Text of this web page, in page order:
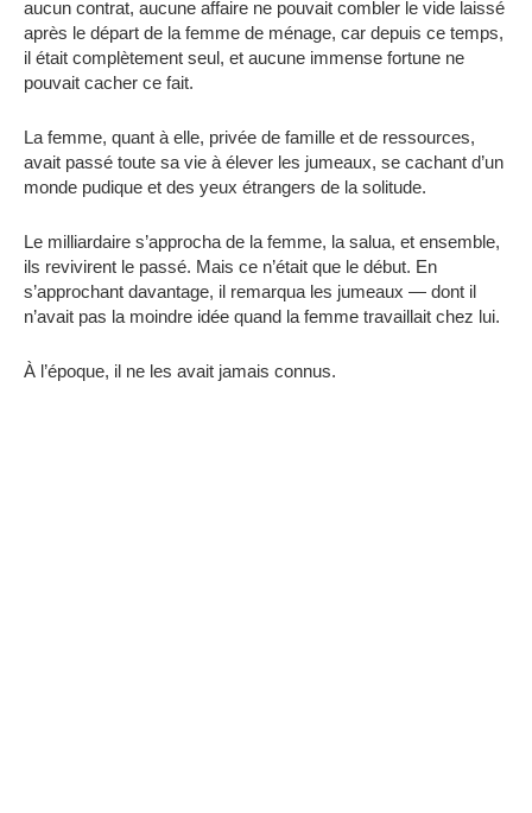
aucun contrat, aucune affaire ne pouvait combler le vide laissé
après le départ de la femme de ménage, car depuis ce temps,
il était complètement seul, et aucune immense fortune ne
pouvait cacher ce fait.
La femme, quant à elle, privée de famille et de ressources,
avait passé toute sa vie à élever les jumeaux, se cachant d’un
monde pudique et des yeux étrangers de la solitude.
Le milliardaire s’approcha de la femme, la salua, et ensemble,
ils revivirent le passé. Mais ce n’était que le début. En
s’approchant davantage, il remarqua les jumeaux — dont il
n’avait pas la moindre idée quand la femme travaillait chez lui.
À l’époque, il ne les avait jamais connus.